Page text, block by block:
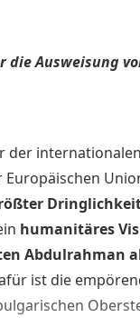
die Ausweisung
der
humanitäres
Abdulrahman
ist die